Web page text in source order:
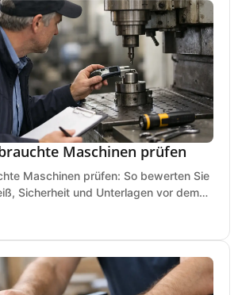
Maschinen prüfen
Maschinen prüfen: So bewerten Sie
Sicherheit und Unterlagen vor dem